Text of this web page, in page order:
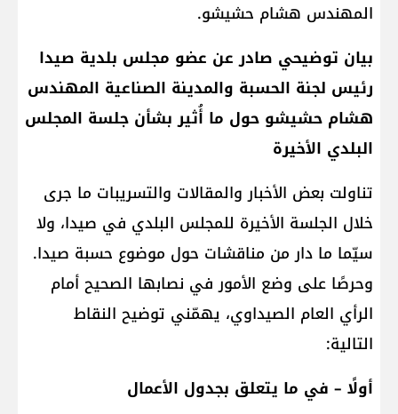
المهندس هشام حشيشو.
بيان توضيحي صادر عن عضو مجلس بلدية صيدا
رئيس لجنة الحسبة والمدينة الصناعية المهندس
هشام حشيشو حول ما أُثير بشأن جلسة المجلس
البلدي الأخيرة
تناولت بعض الأخبار والمقالات والتسريبات ما جرى
خلال الجلسة الأخيرة للمجلس البلدي في صيدا، ولا
سيّما ما دار من مناقشات حول موضوع حسبة صيدا.
وحرصًا على وضع الأمور في نصابها الصحيح أمام
الرأي العام الصيداوي، يهمّني توضيح النقاط
التالية:
أولًا – في ما يتعلق بجدول الأعمال